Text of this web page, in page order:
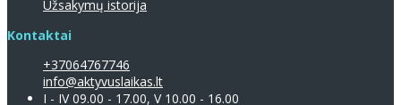
Užsakymų istorija
Kontaktai
+37064767746
info@aktyvuslaikas.lt
I - IV 09.00 - 17.00, V 10.00 - 16.00